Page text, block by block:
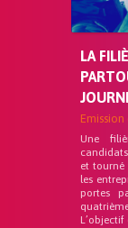
LA
Emission
Une
et tourné
les
portes
L’objectif